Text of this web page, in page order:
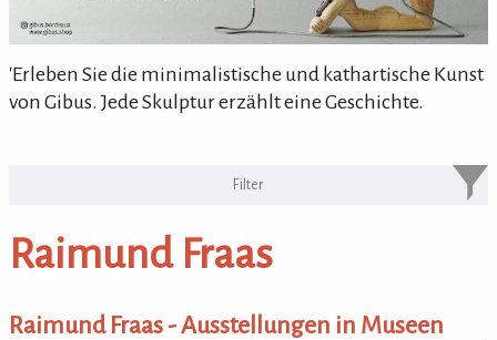
'Erleben Sie die minimalistische und kathartische Kunst
von Gibus. Jede Skulptur erzählt eine Geschichte.
KULTURpur Bildende Künstler von
Raimund Fraas
Raimund Fraas - Ausstellungen in Museen